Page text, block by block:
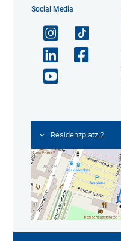
Social Media
Residenzplatz 2